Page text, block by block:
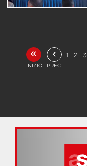
«
INIZIO
‹
PREC.
1 2 3